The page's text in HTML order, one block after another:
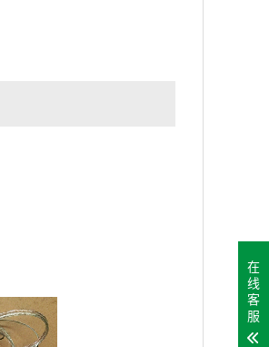
在
线
客
服